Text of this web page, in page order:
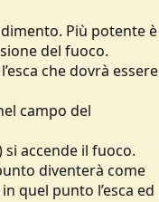
Più potente è
del fuoco.
che dovrà essere
campo del
accende il fuoco.
diventerà come
quel punto l’esca ed